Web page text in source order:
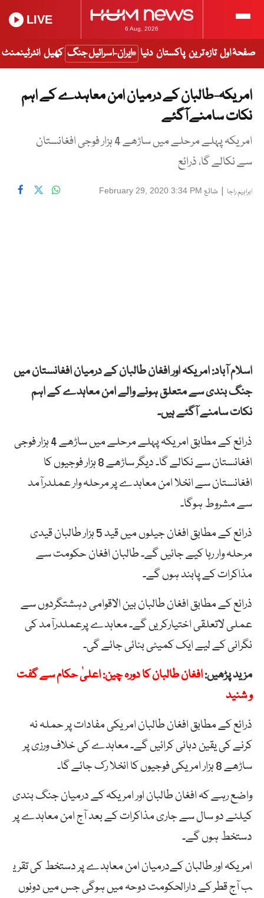
6 Aug, 2026
LIVE
صفحۂ اول تازہ ترین پاکستان دنیا ایران-اسرائیل جنگ کھیل انٹرٹینمنٹ
امریکہ-طالبان کے درمیان امن معاہدے کے اہم
نکات سامنے آگئے
امریکہ پہلے مرحلے میں ساڑھے 4 ہزار فوجی افغانستان
سے نکالے گا، ذرائع
ابراہیم راجا | شائع February 29, 2020 3:34 PM
اسلام آباد: امریکہ اور افغان طالبان کے درمیان افغانستان میں
جنگ بندی سے متعلق ہونے والے امن معاہدے کے اہم
نکات سامنے آگئے ہیں۔
ذرائع کے مطابق امریکہ پہلے مرحلے میں ساڑھے 4 ہزار فوجی
افغانستان سے نکالے گا۔ دیگر ساڑھے 8 ہزار فوجیوں کا
افغانستان سے انخلا امن معاہدے پر مرحلہ وار عملدرآمد
سے مشروط ہوگا۔
ذرائع کے مطابق افغان جیلوں میں قید 5 ہزار طالبان قیدی
مرحلہ وار رہا کیے جائیں گے۔ طالبان افغان حکومت سے
مذاکرات کے پابند ہوں گے۔
ذرائع کے مطابق افغان طالبان بین الاقوامی دہشتگردوں سے
عملی لاتعلقی اختیارکریں گے۔ معاہدے پرعملدرآمد کی
نگرانی کے لیے ایک کمیٹی بنائی جائے گی۔
مزید پڑھیں:افغان طالبان کا دورہ چین: اعلیٰ حکام سے گفت
و شنید
ذرائع کے مطابق افغان طالبان امریکی مفادات پر حملہ نہ
کرنے کی یقین دہانی کرائیں گے۔ معاہدے کی خلاف ورزی پر
ساڑھے 8 ہزار امریکی فوجیوں کا انخلا رک جائے گا۔
واضع رہے کہ افغان طالبان اور امریکہ کے درمیان جنگ بندی
کیلئے دو سال سے جاری مذاکرات کے بعد آج امن معاہدے پر
دستخط ہوں گے۔
امریکہاورطالبانکےدرمیانامنمعاہدےپردستخطکیتقری
ب آجقطرکےدارالحکومتدوحہمیںہوگی جس میں دونوں